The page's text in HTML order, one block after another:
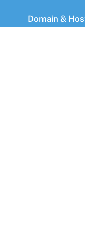
Domain &